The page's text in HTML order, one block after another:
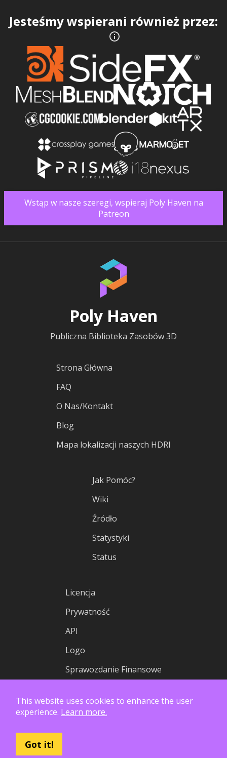
Jesteśmy wspierani również przez:
Wstąp w nasze szeregi, wspieraj Poly Haven na
Patreon
Poly Haven
Publiczna Biblioteka Zasobów 3D
Strona Główna
FAQ
O Nas/Kontakt
Blog
Mapa lokalizacji naszych HDRI
Jak Pomóc?
Wiki
Źródło
Statystyki
Status
Licencja
Prywatność
API
Logo
Sprawozdanie Finansowe
This website uses cookies to enhance the user
experience. Learn more.
Got it!